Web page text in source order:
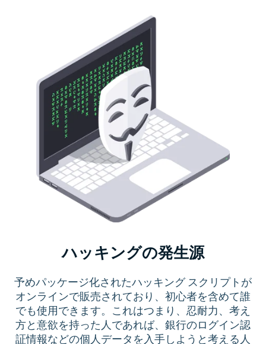
ハッキングの発生源
予めパッケージ化されたハッキング スクリプトが
オンラインで販売されており、初心者を含めて誰
でも使用できます。これはつまり、忍耐力、考え
方と意欲を持った人であれば、銀行のログイン認
証情報などの個人データを入手しようと考える人